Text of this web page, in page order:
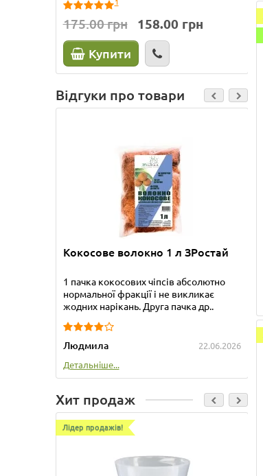
175.00 грн 158.00 грн
Купити
Відгуки про товари
Кокосове волокно 1 л ЗРостай
1 пачка кокосових чіпсів абсолютно
нормальної фракції і не викликає
жодних нарікань. Друга пачка др..
Людмила
22.06.2026
Детальніше...
Хит продаж
Лідер продажів!